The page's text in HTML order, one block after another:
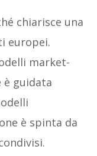
chiarisce una
europei.
market-
è guidata
è spinta da